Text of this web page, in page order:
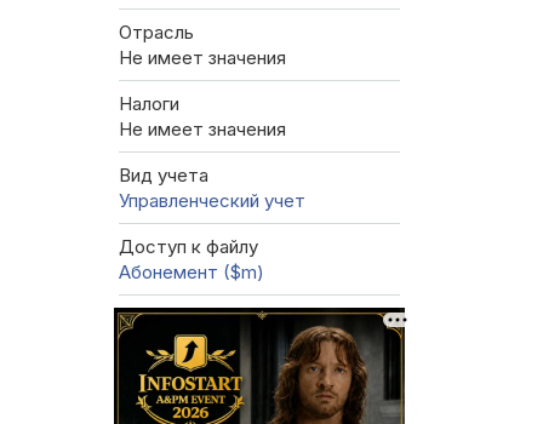
Отрасль
Не имеет значения
Налоги
Не имеет значения
Вид учета
Управленческий учет
Доступ к файлу
Абонемент ($m)